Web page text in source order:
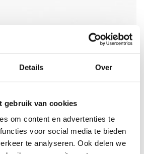
Details Over
gebruik van cookies
om content en advertenties te
voor social media te bieden
te analyseren. Ook delen we